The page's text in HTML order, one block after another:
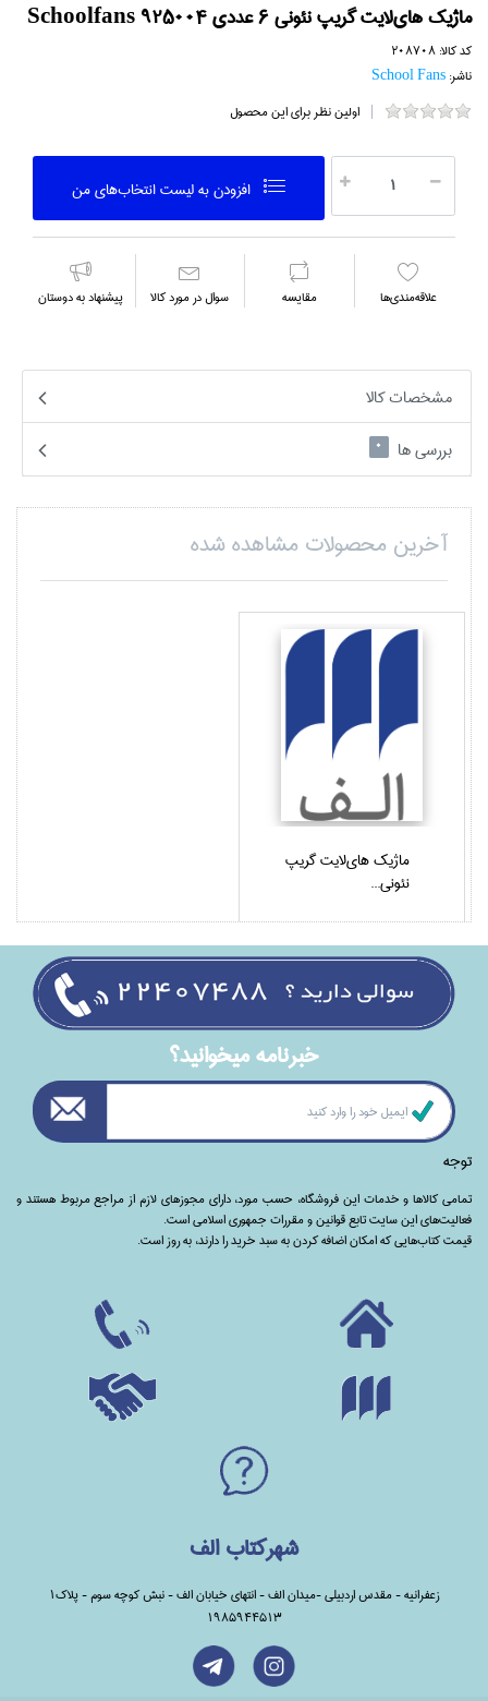
ماژيك هاي‌لايت گريپ نئوني 6 عددي Schoolfans 925004
کد کالا:208708
ناشر:School Fans
اولین نظر برای این محصول
افزودن به ليست انتخاب‌هاي من
علاقه‌مندي‌ها مقايسه سوال در مورد كالا پیشنهاد به دوستان
مشخصات کالا
بررسی ها
0
آخرین محصولات مشاهده شده
ماژيك هاي‌لايت گريپ
نئوني...
خبرنامه ميخوانيد؟
توجه
تمامی‌ کالاها و خدمات این فروشگاه، حسب مورد،‌ دارای مجوزهای لازم از مراجع مربوط هستند ‌و‌‌
فعالیت‌های این سایت تابع قوانین و مقررات جمهوری اسلامی است.
قیمت کتاب‌هایی که امکان اضافه کردن به سبد خرید را دارند،‌ به روز است.
شهرکتاب الف
زعفرانیه - مقدس اردبیلی -میدان الف - انتهای خیابان الف - نبش کوچه سوم - پلاک1
1985944513